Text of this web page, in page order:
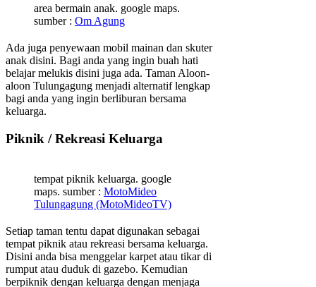
area bermain anak. google maps.
sumber : Om Agung
Ada juga penyewaan mobil mainan dan skuter
anak disini. Bagi anda yang ingin buah hati
belajar melukis disini juga ada. Taman Aloon-
aloon Tulungagung menjadi alternatif lengkap
bagi anda yang ingin berliburan bersama
keluarga.
Piknik / Rekreasi Keluarga
tempat piknik keluarga. google
maps. sumber : MotoMideo
Tulungagung (MotoMideoTV)
Setiap taman tentu dapat digunakan sebagai
tempat piknik atau rekreasi bersama keluarga.
Disini anda bisa menggelar karpet atau tikar di
rumput atau duduk di gazebo. Kemudian
berpiknik dengan keluarga dengan menjaga